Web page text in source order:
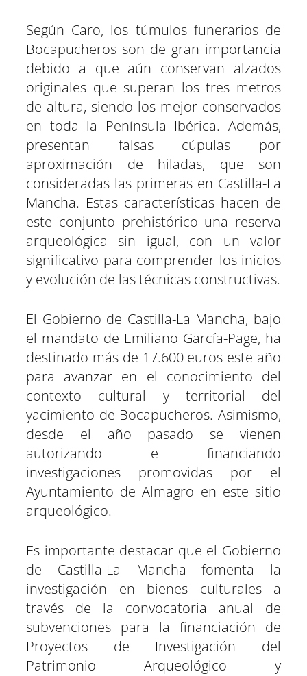
Según Caro, los túmulos funerarios de
Bocapucheros son de gran importancia
debido a que aún conservan alzados
originales que superan los tres metros
de altura, siendo los mejor conservados
en toda la Península Ibérica. Además,
presentan falsas cúpulas por
aproximación de hiladas, que son
consideradas las primeras en Castilla-La
Mancha. Estas características hacen de
este conjunto prehistórico una reserva
arqueológica sin igual, con un valor
significativo para comprender los inicios
y evolución de las técnicas constructivas.
El Gobierno de Castilla-La Mancha, bajo
el mandato de Emiliano García-Page, ha
destinado más de 17.600 euros este año
para avanzar en el conocimiento del
contexto cultural y territorial del
yacimiento de Bocapucheros. Asimismo,
desde el año pasado se vienen
autorizando e financiando
investigaciones promovidas por el
Ayuntamiento de Almagro en este sitio
arqueológico.
Es importante destacar que el Gobierno
de Castilla-La Mancha fomenta la
investigación en bienes culturales a
través de la convocatoria anual de
subvenciones para la financiación de
Proyectos de Investigación del
Patrimonio Arqueológico y